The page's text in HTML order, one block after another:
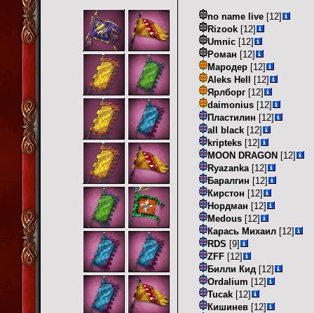
no name live [12]
Rizook [12]
Umnic [12]
Роман [12]
Мародер [12]
Aleks Hell [12]
Ярлборг [12]
daimonius [12]
Пластилин [12]
all black [12]
kripteks [12]
MOON DRAGON [12]
Ryazanka [12]
Баралгин [12]
Кирстон [12]
Нордман [12]
Medous [12]
Карась Михаил [12]
RDS [9]
ZFF [12]
Билли Кид [12]
Ordalium [12]
Tucak [12]
Кишинев [12]